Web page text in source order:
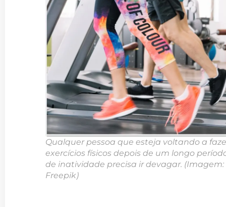
Qualquer pessoa que esteja voltando a
exercícios físicos depois de um longo
de inatividade precisa ir devagar. (Imagem:
Freepik)